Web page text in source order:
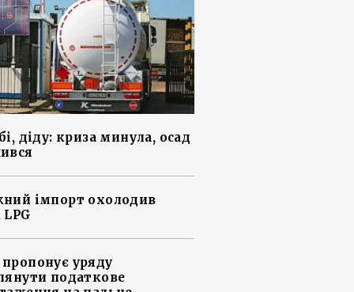
діду: криза минула, осад
імпорт охолодив
уряду
податкове